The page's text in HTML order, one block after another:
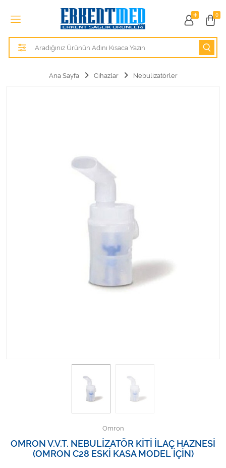
0
Tüm Kategoriler
Alezler
Hasta Bakım Ürünleri
Varis Çorapları
Ana Sayfa Cihazlar Nebulizatörler
Omron
OMRON V.V.T. NEBULİZATÖR KİTİ İLAÇ HAZNESİ
(OMRON C28 ESKİ KASA MODEL İÇİN)